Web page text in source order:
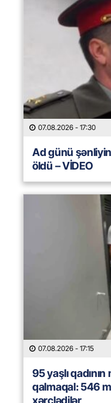
07.08.2026 - 17:30
Ad günü
öldü – VİDEO
07.08.2026 - 17:15
95 yaşlı
qalmaqal: 546
xərclədilər